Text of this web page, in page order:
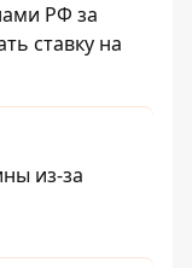
РФ за
ставку на
из-за